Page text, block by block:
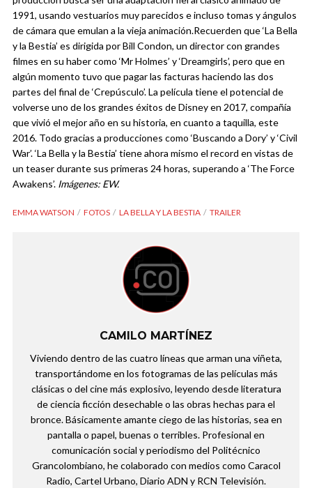
1991, usando vestuarios muy parecidos e incluso tomas y ángulos
de cámara que emulan a la vieja animación.Recuerden que ‘La Bella
y la Bestia’ es dirigida por Bill Condon, un director con grandes
filmes en su haber como ‘Mr Holmes’ y ‘Dreamgirls’, pero que en
algún momento tuvo que pagar las facturas haciendo las dos
partes del final de ‘Crepúsculo’.La película tiene el potencial de
volverse uno de los grandes éxitos de Disney en 2017, compañía
que vivió el mejor año en su historia, en cuanto a taquilla, este
2016. Todo gracias a producciones como ‘Buscando a Dory’ y ‘Civil
War’. ‘La Bella y la Bestia’ tiene ahora mismo el record en vistas de
un teaser durante sus primeras 24 horas, superando a ‘The Force
Awakens’. Imágenes: EW.
EMMA WATSON FOTOS LA BELLA Y LA BESTIA TRAILER
CAMILO MARTÍNEZ
Viviendo dentro de las cuatro líneas que arman una viñeta,
transportándome en los fotogramas de las películas más
clásicas o del cine más explosivo, leyendo desde literatura
de ciencia ficción desechable o las obras hechas para el
bronce. Básicamente amante ciego de las historias, sea en
pantalla o papel, buenas o terribles. Profesional en
comunicación social y periodismo del Politécnico
Grancolombiano, he colaborado con medios como Caracol
Radio, Cartel Urbano, Diario ADN y RCN Televisión.